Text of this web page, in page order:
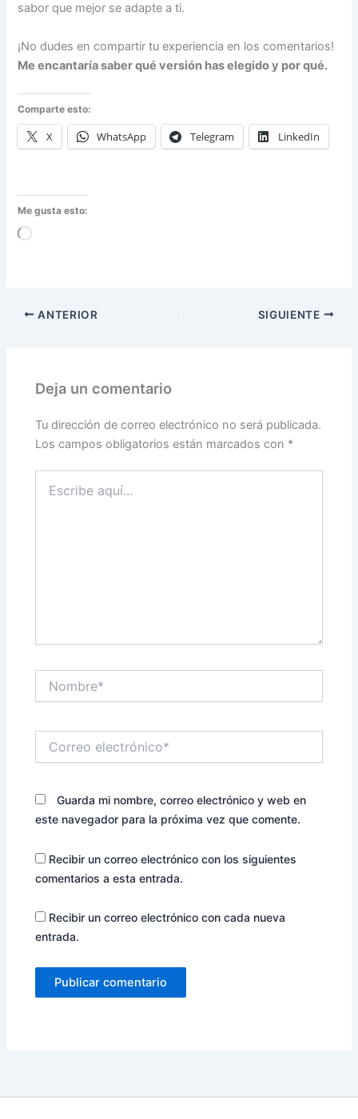
sabor que mejor se adapte a ti.
¡No dudes en compartir tu experiencia en los comentarios!
Me encantaría saber qué versión has elegido y por qué.
Comparte esto:
X WhatsApp Telegram LinkedIn
Me gusta esto:
Cargando...
ANTERIOR SIGUIENTE
Deja un comentario
Tu dirección de correo electrónico no será publicada.
Los campos obligatorios están marcados con *
aquí...
electrónico*
Guarda mi nombre, correo electrónico y web en
este navegador para la próxima vez que comente.
Recibir un correo electrónico con los siguientes
comentarios a esta entrada.
Recibir un correo electrónico con cada nueva
entrada.